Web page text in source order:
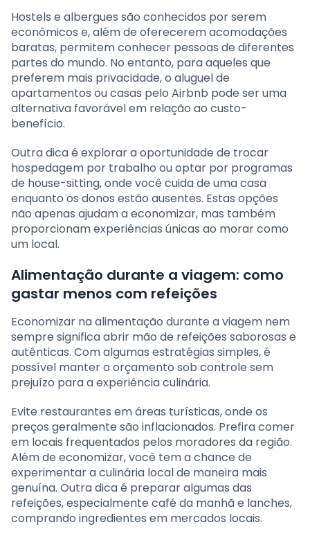
Hostels e albergues são conhecidos por serem
econômicos e, além de oferecerem acomodações
baratas, permitem conhecer pessoas de diferentes
partes do mundo. No entanto, para aqueles que
preferem mais privacidade, o aluguel de
apartamentos ou casas pelo Airbnb pode ser uma
alternativa favorável em relação ao custo-
benefício.
Outra dica é explorar a oportunidade de trocar
hospedagem por trabalho ou optar por programas
de house-sitting, onde você cuida de uma casa
enquanto os donos estão ausentes. Estas opções
não apenas ajudam a economizar, mas também
proporcionam experiências únicas ao morar como
um local.
Alimentação durante a viagem: como
gastar menos com refeições
Economizar na alimentação durante a viagem nem
sempre significa abrir mão de refeições saborosas e
autênticas. Com algumas estratégias simples, é
possível manter o orçamento sob controle sem
prejuízo para a experiência culinária.
Evite restaurantes em áreas turísticas, onde os
preços geralmente são inflacionados. Prefira comer
em locais frequentados pelos moradores da região.
Além de economizar, você tem a chance de
experimentar a culinária local de maneira mais
genuína. Outra dica é preparar algumas das
refeições, especialmente café da manhã e lanches,
comprando ingredientes em mercados locais.